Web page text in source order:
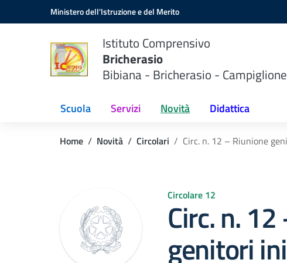
Vai ai contenuti
Vai al menu di navigazioneMinistero dell'Istruzione e del Merito
Istituto Comprensivo
Bricherasio
Bibiana - Bricherasio -
Scuola Servizi Novità Didattica
Home Novità Circolari Circ. n. 12 – Riunione
Circolare 12
Circ. n.
genitori